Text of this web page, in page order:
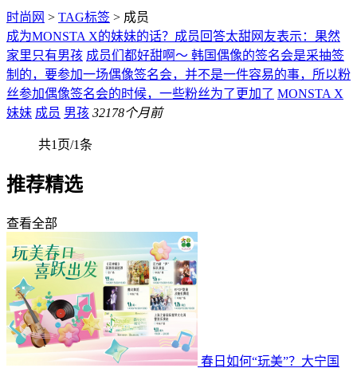
时尚网 > TAG标签 > 成员
成为MONSTA X的妹妹的话？成员回答太甜网友表示：果然
家里只有男孩 成员们都好甜啊～ 韩国偶像的签名会是采抽签
制的，要参加一场偶像签名会，并不是一件容易的事，所以粉
丝参加偶像签名会的时候，一些粉丝为了更加了 MONSTA X
妹妹 成员 男孩 32178个月前
共1页/1条
推荐精选
查看全部
春日如何“玩美”？大宁国